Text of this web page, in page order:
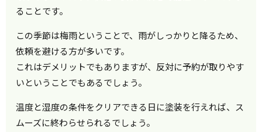
ることです。
この季節は梅雨ということで、雨がしっかりと降るため、
依頼を避ける方が多いです。
これはデメリットでもありますが、反対に予約が取りやす
いということでもあるでしょう。
温度と湿度の条件をクリアできる日に塗装を行えれば、ス
ムーズに終わらせられるでしょう。